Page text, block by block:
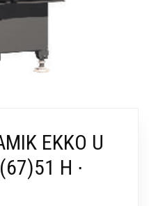
EKKO U
H ∙